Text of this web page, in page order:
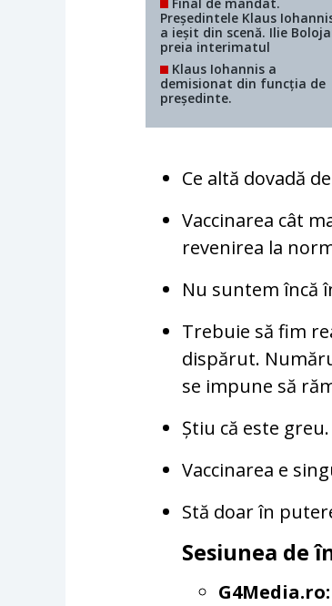
Final de mandat.
Președintele Klaus
a ieșit din scenă. Ilie
preia interimatul
Klaus Iohannis a
demisionat din funcția de
președinte.
Ce altă dovadă
Vaccinarea cât
revenirea la
Nu suntem încă
Trebuie să fim
dispărut.
se impune să
Știu că este
Vaccinarea e
Stă doar în
Sesiunea de
G4Media.ro: